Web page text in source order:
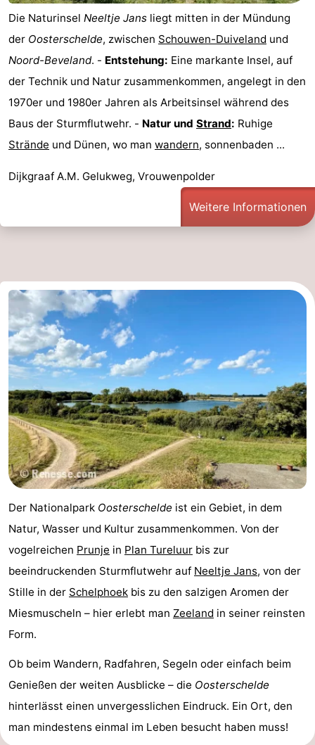
Die Naturinsel Neeltje Jans liegt mitten in der Mündung
der Oosterschelde, zwischen Schouwen-Duiveland und
Noord-Beveland. - Entstehung: Eine markante Insel, auf
der Technik und Natur zusammenkommen, angelegt in den
1970er und 1980er Jahren als Arbeitsinsel während des
Baus der Sturmflutwehr. - Natur und Strand: Ruhige
Strände und Dünen, wo man wandern, sonnenbaden ...
Dijkgraaf A.M. Gelukweg, Vrouwenpolder
Weitere Informationen
Der Nationalpark Oosterschelde ist ein Gebiet, in dem
Natur, Wasser und Kultur zusammenkommen. Von der
vogelreichen Prunje in Plan Tureluur bis zur
beeindruckenden Sturmflutwehr auf Neeltje Jans, von der
Stille in der Schelphoek bis zu den salzigen Aromen der
Miesmuscheln – hier erlebt man Zeeland in seiner reinsten
Form.
Ob beim Wandern, Radfahren, Segeln oder einfach beim
Genießen der weiten Ausblicke – die Oosterschelde
hinterlässt einen unvergesslichen Eindruck. Ein Ort, den
man mindestens einmal im Leben besucht haben muss!